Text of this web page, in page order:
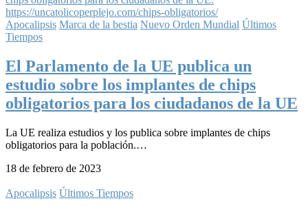
Apocalipsis Marca de la bestia Nuevo Orden Mundial Últimos
Tiempos
El Parlamento de la UE publica un
estudio sobre los implantes de chips
obligatorios para los ciudadanos de la UE
La UE realiza estudios y los publica sobre implantes de chips
obligatorios para la población.…
18 de febrero de 2023
Apocalipsis Últimos Tiempos